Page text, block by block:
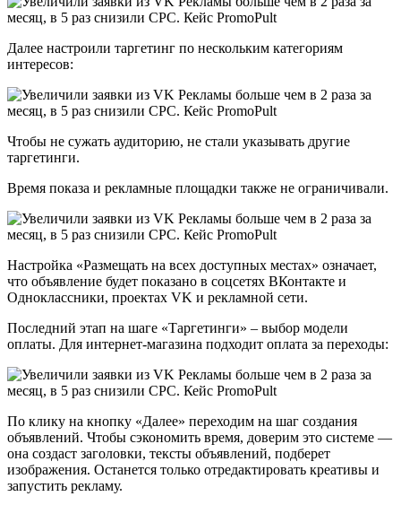
Далее настроили таргетинг по нескольким категориям
интересов:
Чтобы не сужать аудиторию, не стали указывать другие
таргетинги.
Время показа и рекламные площадки также не ограничивали.
Настройка «Размещать на всех доступных местах» означает,
что объявление будет показано в соцсетях ВКонтакте и
Одноклассники, проектах VK и рекламной сети.
Последний этап на шаге «Таргетинги» – выбор модели
оплаты. Для интернет-магазина подходит оплата за переходы:
По клику на кнопку «Далее» переходим на шаг создания
объявлений. Чтобы сэкономить время, доверим это системе —
она создаст заголовки, тексты объявлений, подберет
изображения. Останется только отредактировать креативы и
запустить рекламу.